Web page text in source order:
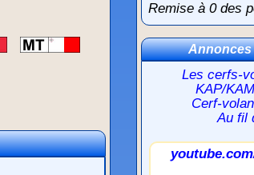
Remise à 0 des
Annonces
Les cerfs-
KAP/
Cerf-
Au fil